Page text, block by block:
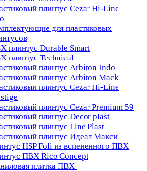
плинтус Cezar Hi-Line
для пластиковых
плинтус Durable Smart
плинтус Technical
плинтус Arbiton Indo
плинтус Arbiton Mack
плинтус Cezar Hi-Line
плинтус Cezar Premium 59
плинтус Decor plast
плинтус Line Plast
плинтус Идеал Макси
HSP Foli из вспененного ПВХ
ПВХ Rico Concept
плитка ПВХ